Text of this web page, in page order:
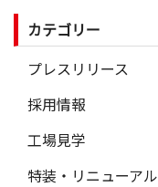
カテゴリー
プレスリリース
採用情報
工場見学
特装・リニューアル